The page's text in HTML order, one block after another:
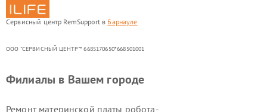
Сервисный центр RemSupport в Барнауле
ООО "СЕРВИСНЫЙ ЦЕНТР"* 6685170650*668501001
Филиалы в Вашем городе
Ремонт материнской платы робота-